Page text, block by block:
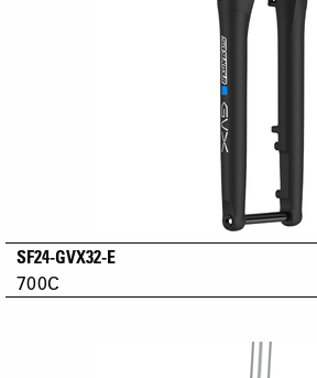
SF24-GVX32-E
700C